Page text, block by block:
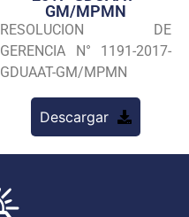
Seguridad
Programas
GM/MPMN
RESOLUCION DE
GERENCIA N° 1191-2017-
GDUAAT-GM/MPMN
Descargar